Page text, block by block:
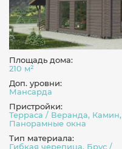
Площадь дома:
210 м²
Доп. уровни:
Мансарда
Пристройки:
Терраса / Веранда, Камин,
Панорамные окна
Тип материала:
Гибкая черепица, Брус /